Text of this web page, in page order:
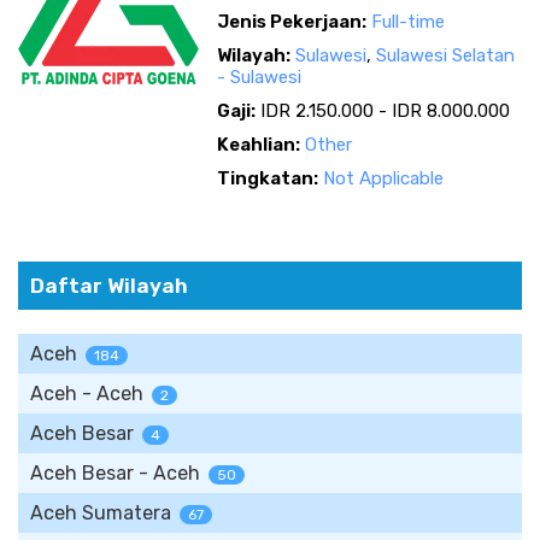
Jenis Pekerjaan: Full-time
Wilayah: Sulawesi, Sulawesi Selatan
- Sulawesi
Gaji: IDR 2.150.000 - IDR 8.000.000
Keahlian: Other
Tingkatan: Not Applicable
Daftar Wilayah
Aceh 184
Aceh - Aceh 2
Aceh Besar 4
Aceh Besar - Aceh 50
Aceh Sumatera 67